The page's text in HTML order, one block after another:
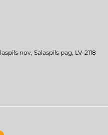
nov, Salaspils pag, LV-2118